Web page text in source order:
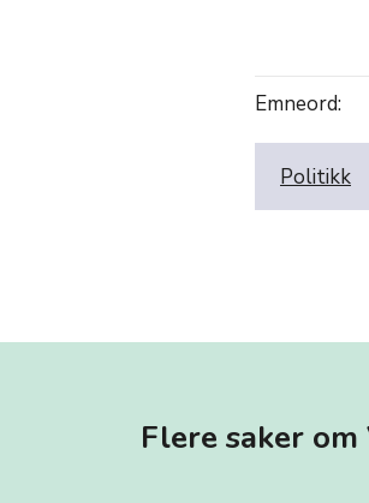
Emneord:
Politikk
Flere saker